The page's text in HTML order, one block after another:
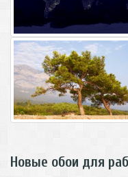
Новые обои для